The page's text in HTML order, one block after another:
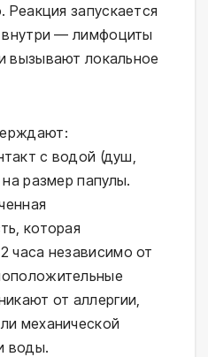
Реакция запускается
внутри — лимфоциты
вызывают локальное
с водой (душ,
размер папулы.
которая
часа независимо от
от аллергии,
механической
воды.